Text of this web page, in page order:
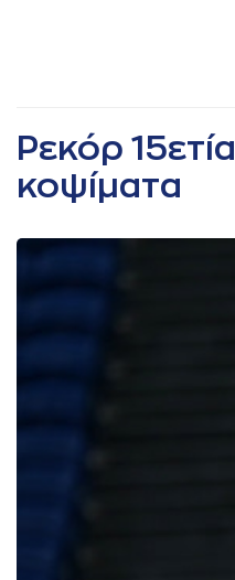
Ρεκόρ
κοψίματα